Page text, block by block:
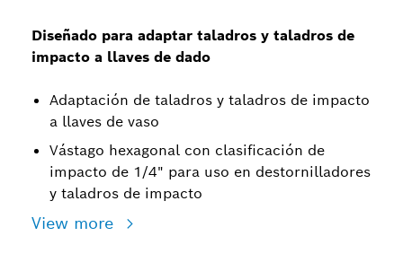
Diseñado para adaptar taladros y taladros de
impacto a llaves de dado
Adaptación de taladros y taladros de impacto
a llaves de vaso
Vástago hexagonal con clasificación de
impacto de 1/4" para uso en destornilladores
y taladros de impacto
View more